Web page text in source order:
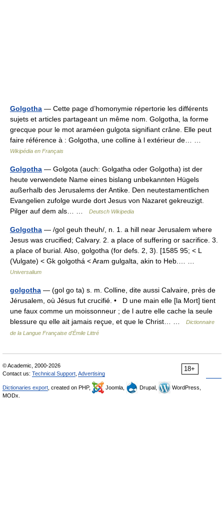
Golgotha — Cette page d’homonymie répertorie les différents
sujets et articles partageant un même nom. Golgotha, la forme
grecque pour le mot araméen gulgota signifiant crâne. Elle peut
faire référence à : Golgotha, une colline à l extérieur de… …
Wikipédia en Français
Golgotha — Golgota (auch: Golgatha oder Golgotha) ist der
heute verwendete Name eines bislang unbekannten Hügels
außerhalb des Jerusalems der Antike. Den neutestamentlichen
Evangelien zufolge wurde dort Jesus von Nazaret gekreuzigt.
Pilger auf dem als… …
Deutsch Wikipedia
Golgotha — /gol geuh theuh/, n. 1. a hill near Jerusalem where
Jesus was crucified; Calvary. 2. a place of suffering or sacrifice. 3.
a place of burial. Also, golgotha (for defs. 2, 3). [1585 95; < L
(Vulgate) < Gk golgothá < Aram gulgalta, akin to Heb.… …
Universalium
golgotha — (gol go ta) s. m. Colline, dite aussi Calvaire, près de
Jérusalem, où Jésus fut crucifié. • D une main elle [la Mort] tient
une faux comme un moissonneur ; de l autre elle cache la seule
blessure qu elle ait jamais reçue, et que le Christ… …
Dictionnaire
de la Langue Française d'Émile Littré
18+
© Academic, 2000-2026
Contact us: Technical Support Advertising
Dictionaries export , created on PHP, Joomla, Drupal,
WordPress,
MODx.